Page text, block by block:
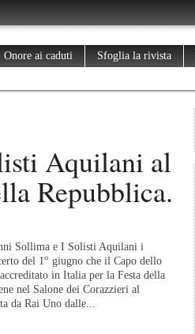
Onore ai caduti Sfoglia la rivista
Aquilani al
Repubblica.
Sollima e I Solisti Aquilani i
del 1° giugno che il Capo dello
in Italia per la Festa della
nel Salone dei Corazzieri al
da Rai Uno dalle...